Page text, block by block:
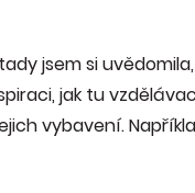
jsem si
jak tu
vybavení.